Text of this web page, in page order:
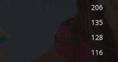
206
135
128
116